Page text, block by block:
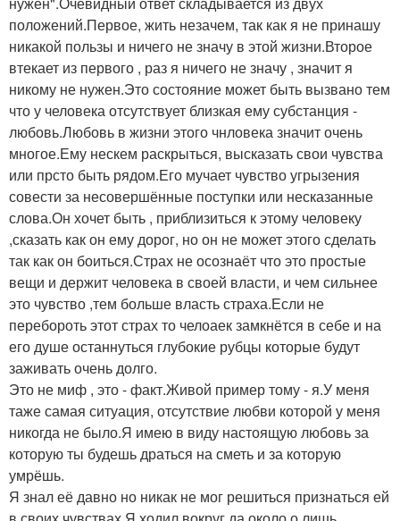
положений.Первое, жить незачем, так как я не принашу
никакой пользы и ничего не значу в этой жизни.Второе
втекает из первого , раз я ничего не значу , значит я
никому не нужен.Это состояние может быть вызвано тем
что у человека отсутствует близкая ему субстанция -
любовь.Любовь в жизни этого чнловека значит очень
многое.Ему нескем раскрыться, высказать свои чувства
или прсто быть рядом.Его мучает чувство угрызения
совести за несовершённые поступки или несказанные
слова.Он хочет быть , приблизиться к этому человеку
,сказать как он ему дорог, но он не может этого сделать
так как он боиться.Страх не осознаёт что это простые
вещи и держит человека в своей власти, и чем сильнее
это чувство ,тем больше власть страха.Если не
перебороть этот страх то челоаек замкнётся в себе и на
его душе останнуться глубокие рубцы которые будут
заживать очень долго.
Это не миф , это - факт.Живой пример тому - я.У меня
таже самая ситуация, отсутствие любви которой у меня
никогда не было.Я имею в виду настоящую любовь за
которую ты будешь драться на сметь и за которую
умрёшь.
Я знал её давно но никак не мог решиться признаться ей